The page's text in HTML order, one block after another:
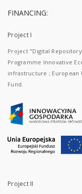
FINANCING:
Project I
Project "Digital
Programme Innovative
infrastructure ; European
Fund.
Project II